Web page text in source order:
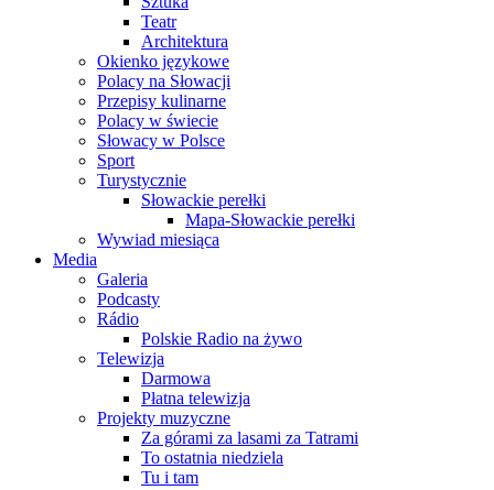
Teatr
Architektura
Okienko językowe
Polacy na Słowacji
Przepisy kulinarne
Polacy w świecie
Słowacy w Polsce
Sport
Turystycznie
Słowackie perełki
Mapa-Słowackie perełki
Wywiad miesiąca
Media
Galeria
Podcasty
Rádio
Polskie Radio na żywo
Telewizja
Darmowa
Płatna telewizja
Projekty muzyczne
Za górami za lasami za Tatrami
To ostatnia niedziela
Tu i tam